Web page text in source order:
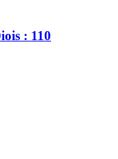
: 110